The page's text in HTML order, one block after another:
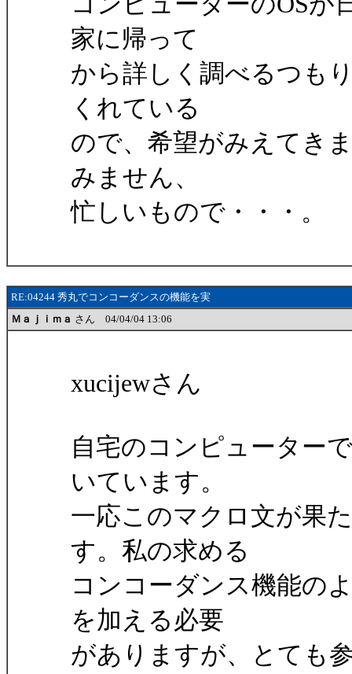
家に帰って
から詳しく調べるつも
くれている
ので、希望がみえてき
みません、
忙しいもので・・・。
RE:04244 秀丸でコンコーダンスの機能を実
Ｍａｊｉｍａ さん 04/04/04 13:06
xucijewさん
自宅のコンピューター
いています。
一応このマクロ文が果
す。私の求める
コンコーダンス機能の
を加える必要
がありますが、とても